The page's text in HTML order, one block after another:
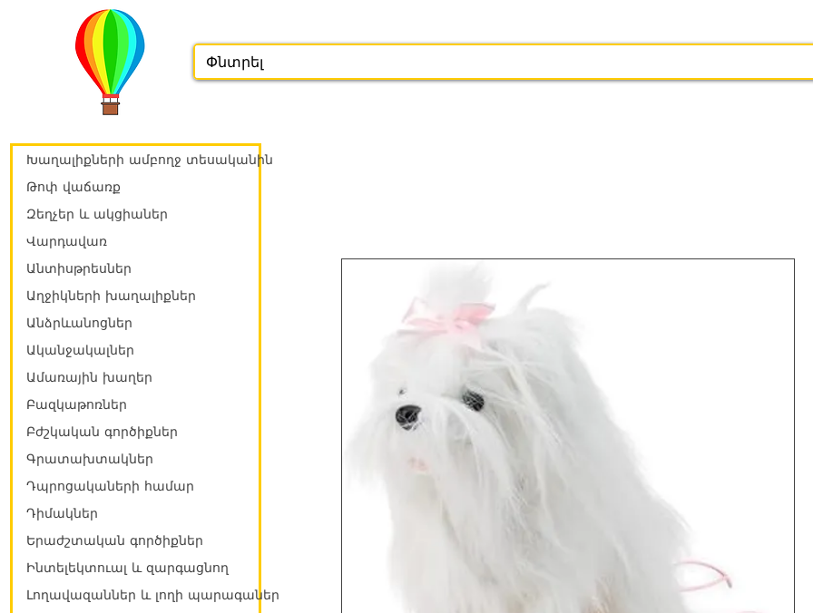
Խաղալիքների ամբողջ տեսականին
Թոփ վաճառք
Զեղչեր և ակցիաներ
Վարդավառ
Անտիսթրեսներ
Աղջիկների խաղալիքներ
Անձրևանոցներ
Ականջակալներ
Ամառային խաղեր
Բազկաթոռներ
Բժշկական գործիքներ
Գրատախտակներ
Դպրոցակաների համար
Դիմակներ
Երաժշտական գործիքներ
Ինտելեկտուալ և զարգացնող
Լողավազաններ և լողի պարագաներ